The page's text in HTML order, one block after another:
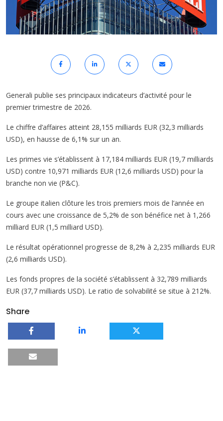
Generali publie ses principaux indicateurs d’activité pour le
premier trimestre de 2026.
Le chiffre d’affaires atteint 28,155 milliards EUR (32,3 milliards
USD), en hausse de 6,1% sur un an.
Les primes vie s’établissent à 17,184 milliards EUR (19,7 milliards
USD) contre 10,971 milliards EUR (12,6 milliards USD) pour la
branche non vie (P&C).
Le groupe italien clôture les trois premiers mois de l’année en
cours avec une croissance de 5,2% de son bénéfice net à 1,266
milliard EUR (1,5 milliard USD).
Le résultat opérationnel progresse de 8,2% à 2,235 milliards EUR
(2,6 milliards USD).
Les fonds propres de la société s’établissent à 32,789 milliards
EUR (37,7 milliards USD). Le ratio de solvabilité se situe à 212%.
Share